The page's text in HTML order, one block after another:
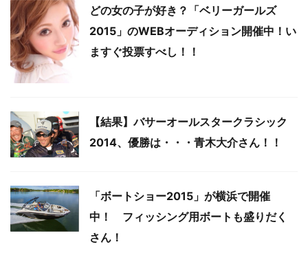
どの女の子が好き？「ベリーガールズ
2015」のWEBオーディション開催中！い
ますぐ投票すべし！！
【結果】バサーオールスタークラシック
2014、優勝は・・・青木大介さん！！
「ボートショー2015」が横浜で開催
中！ フィッシング用ボートも盛りだく
さん！